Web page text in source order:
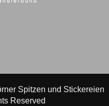
Spitzen und Stickereien
Reserved